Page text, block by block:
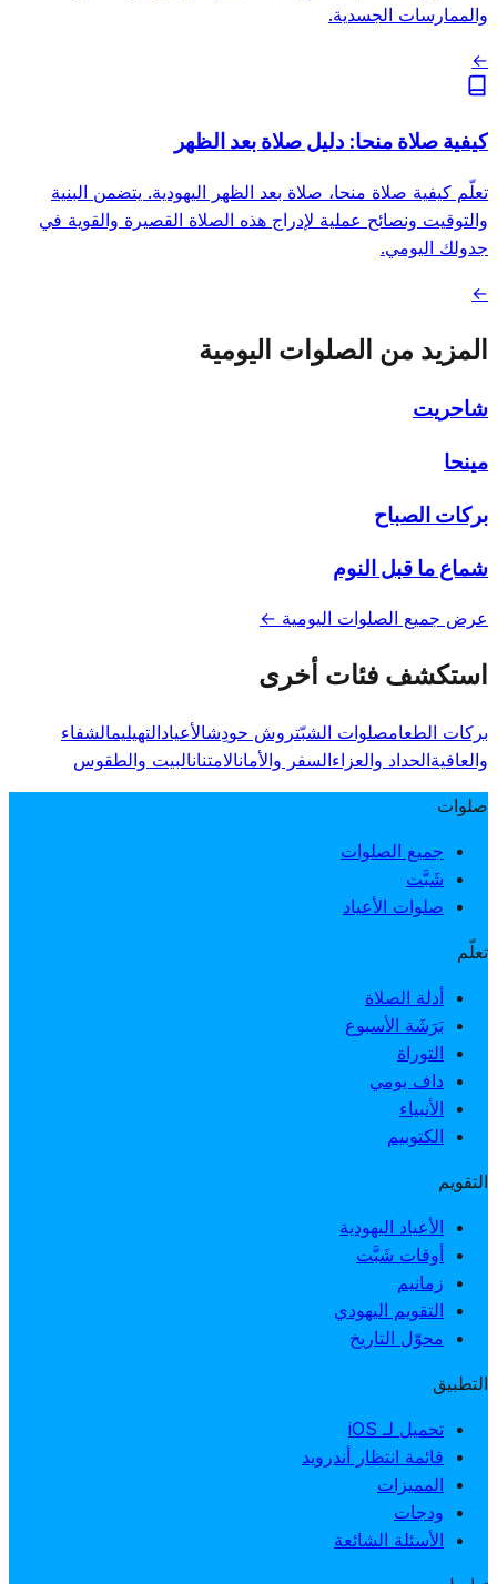
والممارسات الجسدية.
←
كيفية صلاة منحا: دليل صلاة بعد الظهر
تعلّم كيفية صلاة منحا، صلاة بعد الظهر اليهودية. يتضمن البنية
والتوقيت ونصائح عملية لإدراج هذه الصلاة القصيرة والقوية في
جدولك اليومي.
←
المزيد من الصلوات اليومية
شاحريت
مينحا
بركات الصباح
شماع ما قبل النوم
عرض جميع الصلوات اليومية ←
استكشف فئات أخرى
بركات الطعامصلوات الشبّتروش حودِشالأعيادالتهيليمالشفاء
والعافيةالحداد والعزاءالسفر والأمانالامتنانالبيت والطقوس
صلوات
جميع الصلوات
شَبَّت
صلوات الأعياد
تعلّم
أدلة الصلاة
بَرَشَة الأسبوع
التوراة
داف يومي
الأنبياء
الكتوبيم
التقويم
الأعياد اليهودية
أوقات شَبَّت
زمانيم
التقويم اليهودي
محوّل التاريخ
التطبيق
تحميل لـ iOS
قائمة انتظار أندرويد
المميزات
ودجات
الأسئلة الشائعة